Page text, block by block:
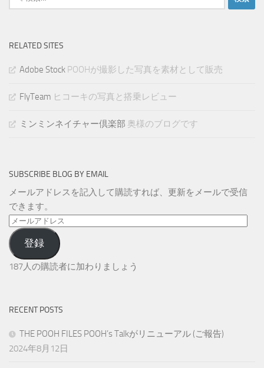
索:
RELATED SITES
Adobe Stock POOHが撮影した写真を素材として販売
FlyTeam ヒコーキの写真と搭乗レビュー
ミンミンネイチャー倶楽部 奥様のブログです
SUBSCRIBE BLOG BY EMAIL
メールアドレスを記入して購読すれば、更新をメールで受信
できます。
メ
ー
ル
ア
ス
登録
187人の購読者に加わりましょう
RECENT POSTS
THE POOH FILES POOH’s Talkがリニューアル (ご報告)
2024年8月12日